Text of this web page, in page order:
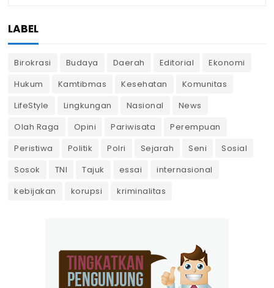
LABEL
Birokrasi Budaya Daerah Editorial
Ekonomi
Hukum
Kamtibmas Kesehatan
Komunitas
LifeStyle
Lingkungan Nasional
News
Olah Raga
Opini Pariwisata
Perempuan
Peristiwa
Politik Polri Sejarah Seni
Sosial
Sosok
TNI Tajuk essai
internasional
kebijakan
korupsi kriminalitas